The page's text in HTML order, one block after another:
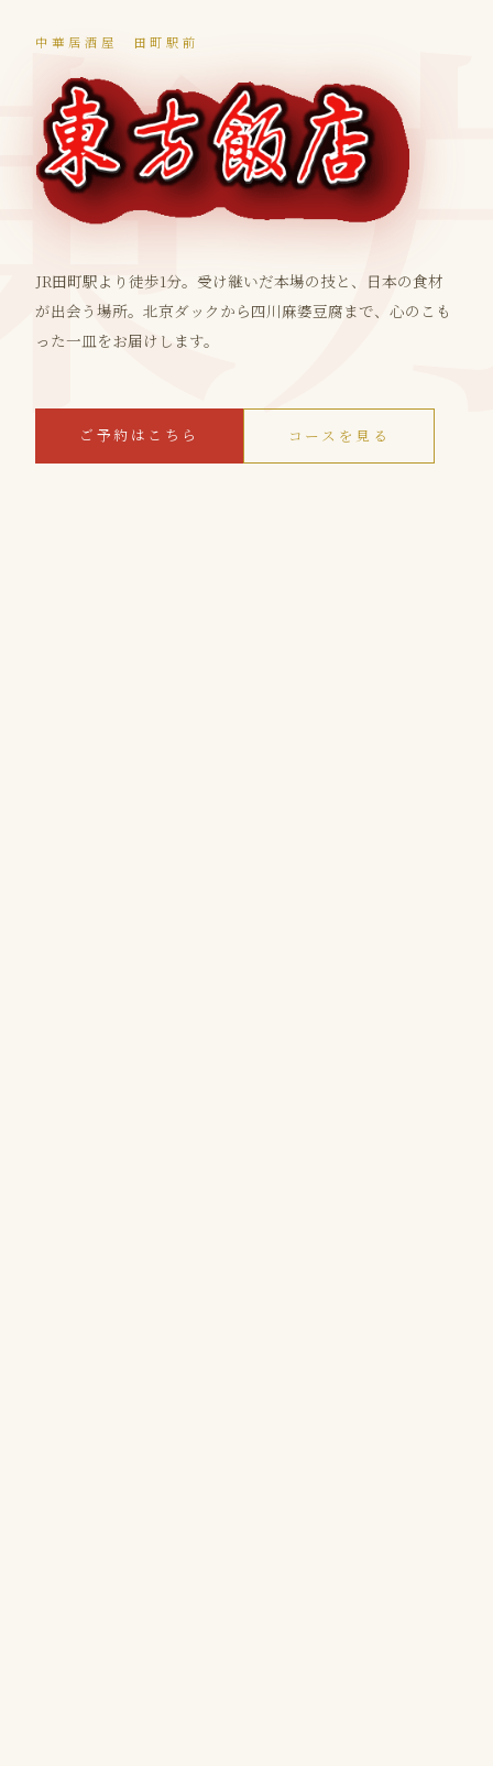
中華居酒屋 田町駅前
JR田町駅より徒歩1分。受け継いだ本場の技と、日本の食材
が出会う場所。北京ダックから四川麻婆豆腐まで、心のこも
った一皿をお届けします。
ご予約はこちら コースを見る